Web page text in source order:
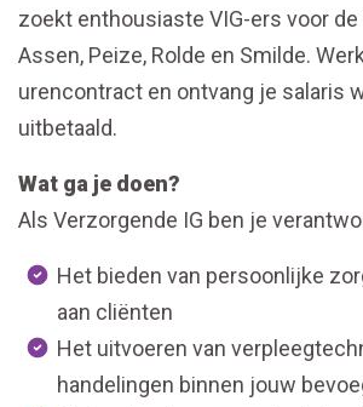
zoekt enthousiaste VIG-ers voor
Assen, Peize, Rolde en Smilde.
urencontract en ontvang je salaris
uitbetaald.
Wat ga je doen?
Als Verzorgende IG ben je
Het bieden van persoonlijke
aan cliënten
Het uitvoeren van
handelingen binnen jouw